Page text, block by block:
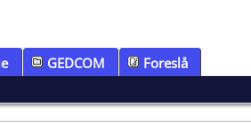
GEDCOM
Foreslå